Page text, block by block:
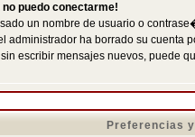
puedo conectarme!
un nombre de usuario o
administrador ha borrado su
escribir mensajes nuevos, puede
Preferencias